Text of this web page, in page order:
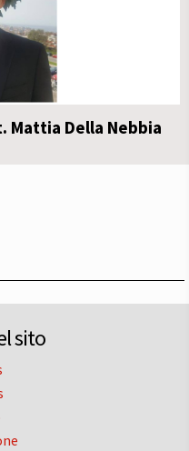
Mattia Della Nebbia
sito